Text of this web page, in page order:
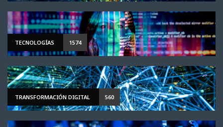
TECNOLOGÍAS 1574
TRANSFORMACIÓN DIGITAL 560